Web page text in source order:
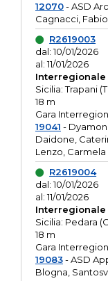
12070- ASD
Cagnacci, Fabio
R2619003
dal: 10/01/2026
al: 11/01/2026
Interregionale
Sicilia: Trapani
18 m
Gara
19041 -
Daidone,
Lenzo, Carmela
R2619004
dal: 10/01/2026
al: 11/01/2026
Interregionale
Sicilia: Pedara
18 m
Gara
19083- ASD
Blogna,